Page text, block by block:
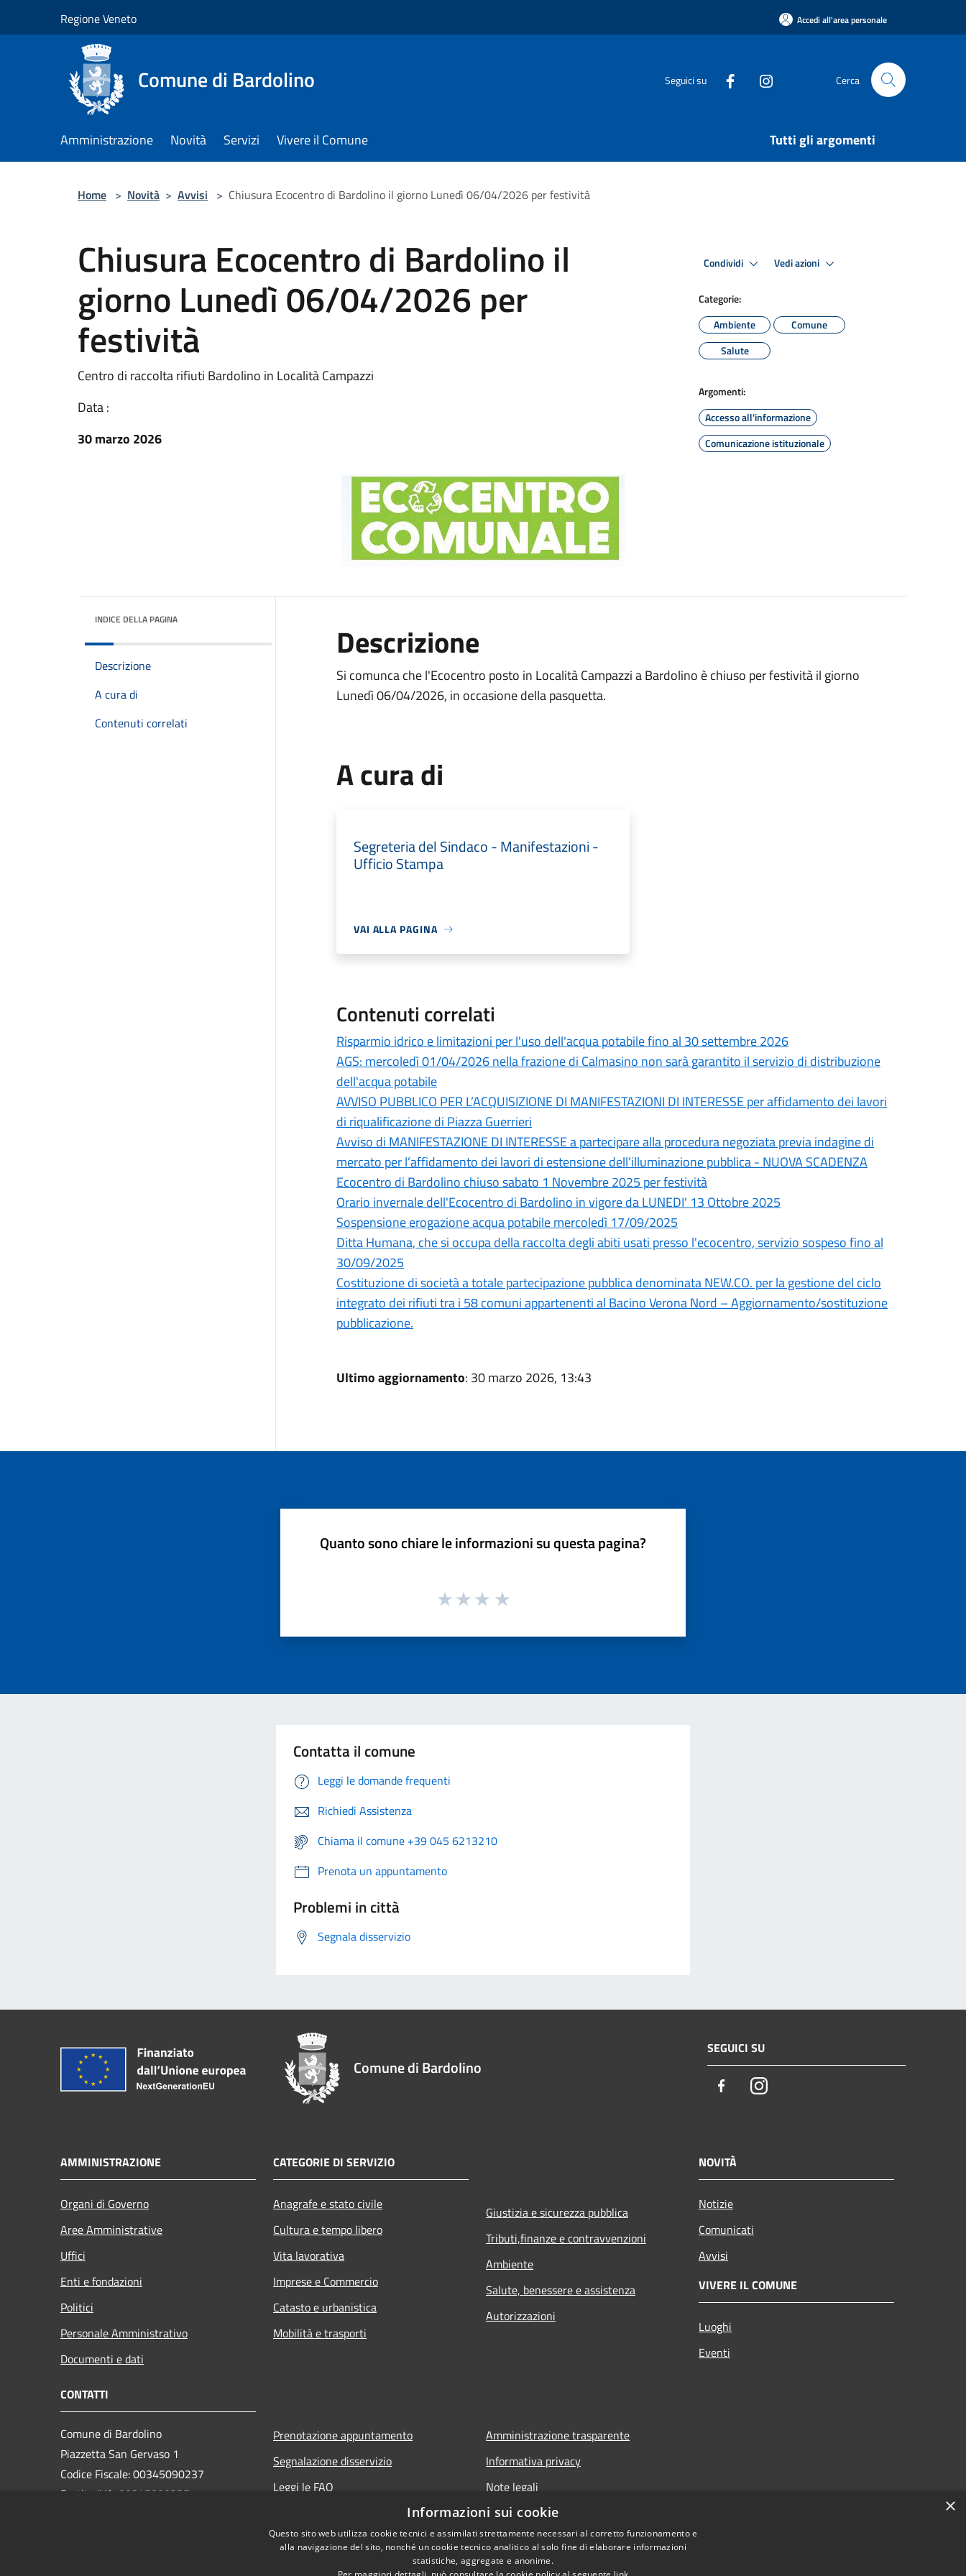
Regione Veneto Accedi all'area personale
Comune di Bardolino Seguici su Cerca
Amministrazione Novità Servizi Vivere il Comune Tutti gli argomenti
Home > Novità > Avvisi > Chiusura Ecocentro di Bardolino il giorno Lunedì 06/04/2026 per festività
Chiusura Ecocentro di Bardolino il
giorno Lunedì 06/04/2026 per
festività
Centro di raccolta rifiuti Bardolino in Località Campazzi
Data :
30 marzo 2026
Condividi Vedi azioni
Categorie:
Ambiente
Comune
Salute
Argomenti:
Accesso all'informazione
Comunicazione istituzionale
INDICE DELLA PAGINA
Descrizione
A cura di
Contenuti correlati
Descrizione
Si comunca che l'Ecocentro posto in Località Campazzi a Bardolino è chiuso per festività il giorno
Lunedì 06/04/2026, in occasione della pasquetta.
A cura di
Segreteria del Sindaco - Manifestazioni -
Ufficio Stampa
VAI ALLA PAGINA
Contenuti correlati
Risparmio idrico e limitazioni per l'uso dell'acqua potabile fino al 30 settembre 2026
AGS: mercoledì 01/04/2026 nella frazione di Calmasino non sarà garantito il servizio di distribuzione
dell'acqua potabile
AVVISO PUBBLICO PER L’ACQUISIZIONE DI MANIFESTAZIONI DI INTERESSE per affidamento dei lavori
di riqualificazione di Piazza Guerrieri
Avviso di MANIFESTAZIONE DI INTERESSE a partecipare alla procedura negoziata previa indagine di
mercato per l’affidamento dei lavori di estensione dell’illuminazione pubblica - NUOVA SCADENZA
Ecocentro di Bardolino chiuso sabato 1 Novembre 2025 per festività
Orario invernale dell'Ecocentro di Bardolino in vigore da LUNEDI' 13 Ottobre 2025
Sospensione erogazione acqua potabile mercoledì 17/09/2025
Ditta Humana, che si occupa della raccolta degli abiti usati presso l'ecocentro, servizio sospeso fino al
30/09/2025
Costituzione di società a totale partecipazione pubblica denominata NEW.CO. per la gestione del ciclo
integrato dei rifiuti tra i 58 comuni appartenenti al Bacino Verona Nord – Aggiornamento/sostituzione
pubblicazione.
Ultimo aggiornamento: 30 marzo 2026, 13:43
Quanto sono chiare le informazioni su questa pagina?
Contatta il comune
Leggi le domande frequenti
Richiedi Assistenza
Chiama il comune +39 045 6213210
Prenota un appuntamento
Problemi in città
Segnala disservizio
Comune di Bardolino
SEGUICI SU
FacebookInstagram
AMMINISTRAZIONE
Organi di Governo
Aree Amministrative
Uffici
Enti e fondazioni
Politici
Personale Amministrativo
Documenti e dati
CATEGORIE DI SERVIZIO
Anagrafe e stato civile
Cultura e tempo libero
Vita lavorativa
Imprese e Commercio
Catasto e urbanistica
Mobilità e trasporti
Giustizia e sicurezza pubblica
Tributi,finanze e contravvenzioni
Ambiente
Salute, benessere e assistenza
Autorizzazioni
NOVITÀ
Notizie
Comunicati
Avvisi
VIVERE IL COMUNE
Luoghi
Eventi
CONTATTI
Comune di Bardolino
Piazzetta San Gervaso 1
Codice Fiscale: 00345090237
Partita IVA: 00345090237
Prenotazione appuntamento
Segnalazione disservizio
Leggi le FAQ
Amministrazione trasparente
Informativa privacy
Note legali
Dichiarazione di accessibilità
Link app municipium
×
Informazioni sui cookie
Questo sito web utilizza cookie tecnici e assimilati strettamente necessari al corretto funzionamento e
alla navigazione del sito, nonché un cookie tecnico analitico al solo fine di elaborare informazioni
statistiche, aggregate e anonime.